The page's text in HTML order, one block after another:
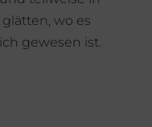
wo es
gewesen ist.